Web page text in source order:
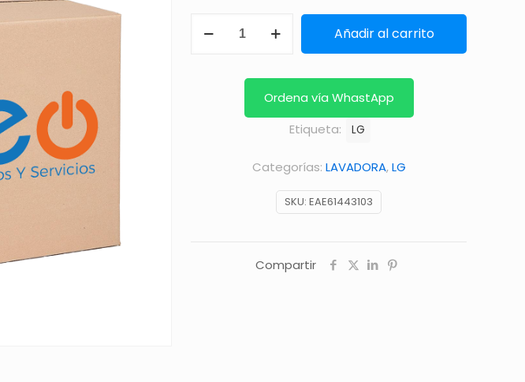
Añadir al carrito
Ordena vía WhastApp
SKU:EAE61443103
Categorías: LAVADORA,LG
Etiqueta: LG
Compartir